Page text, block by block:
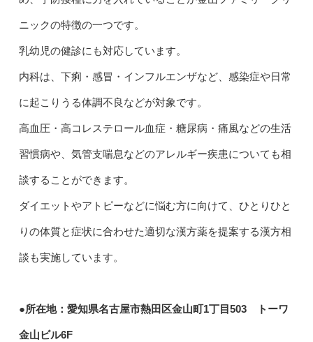
ニックの特徴の一つです。
乳幼児の健診にも対応しています。
内科は、下痢・感冒・インフルエンザなど、感染症や日常
に起こりうる体調不良などが対象です。
高血圧・高コレステロール血症・糖尿病・痛風などの生活
習慣病や、気管支喘息などのアレルギー疾患についても相
談することができます。
ダイエットやアトピーなどに悩む方に向けて、ひとりひと
りの体質と症状に合わせた適切な漢方薬を提案する漢方相
談も実施しています。
●所在地：愛知県名古屋市熱田区金山町1丁目503 トーワ
金山ビル6F